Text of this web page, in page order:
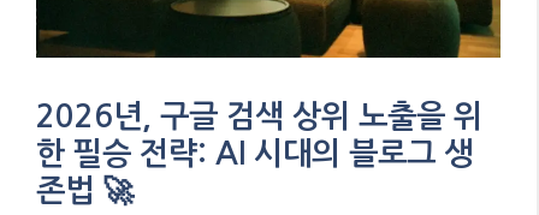
2026년, 구글 검색 상위 노출을 위
한 필승 전략: AI 시대의 블로그 생
존법 🚀